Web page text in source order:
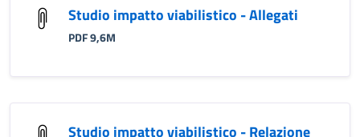
Studio impatto viabilistico - Allegati
PDF 9,6M
Studio impatto viabilistico - Relazione